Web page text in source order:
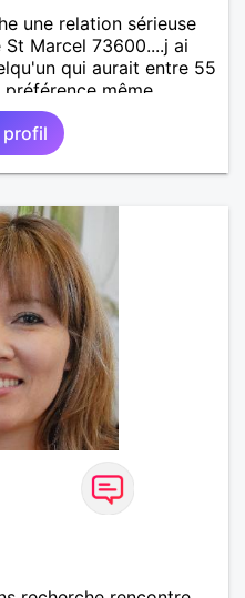
une relation sérieuse
Marcel 73600....j ai
qui aurait entre 55
même
aucun contact avec
correspondez à ma
répondrai...
profil